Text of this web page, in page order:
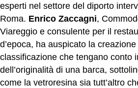
esperti nel settore del diporto
Roma. Enrico Zaccagni,
Viareggio e consulente per il
d’epoca, ha auspicato la
classificazione che tengano conto
dell’originalità di una barca,
come la vetroresina sia tutt’altro